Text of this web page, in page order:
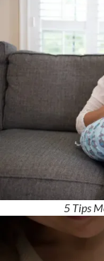
5 Tips